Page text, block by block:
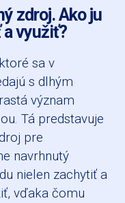
zdroj. Ako ju
využiť?
sa v
s dlhým
význam
Tá predstavuje
pre
navrhnutý
nielen zachytiť a
vďaka čomu